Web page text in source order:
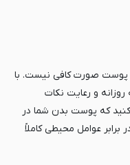
پوست صورت کافی نیست. با
روزانه و رعایت نکات
که پوست بدن شما در
برابر عوامل محیطی کاملاً